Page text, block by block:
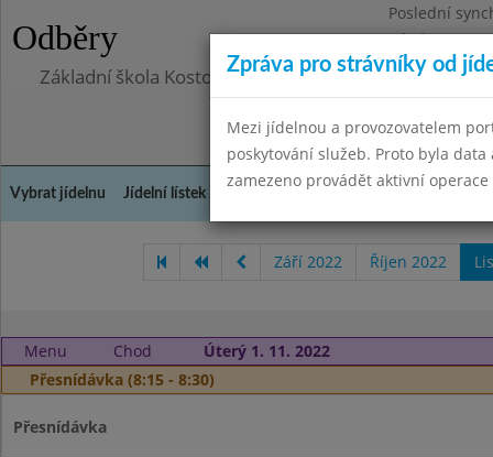
Odběry
Poslední
Pátek
Základní škola Kostomlaty nad Labem, příspěvková
Vybrat jídelnu Jídelní lístek Kontakty a informace
Září 2022 Říjen 2022
Menu Chod
Úterý 1. 11. 2022
Přesnídávka (8:15 - 8:30)
Přesnídávka
Zpráva pro strávníky od
Mezi jídelnou a provozovatelem
poskytování služeb. Proto byla
zamezeno provádět aktivní